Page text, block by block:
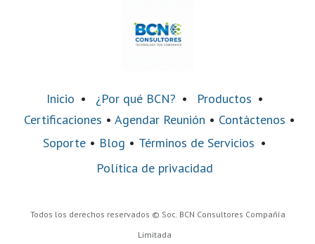
Inicio • ¿Por qué BCN? • Productos •
Certificaciones • Agendar Reunión • Contáctenos •
Soporte • Blog • Términos de Servicios •
Política de privacidad
Todos los derechos reservados © Soc. BCN Consultores Compañía
Limitada